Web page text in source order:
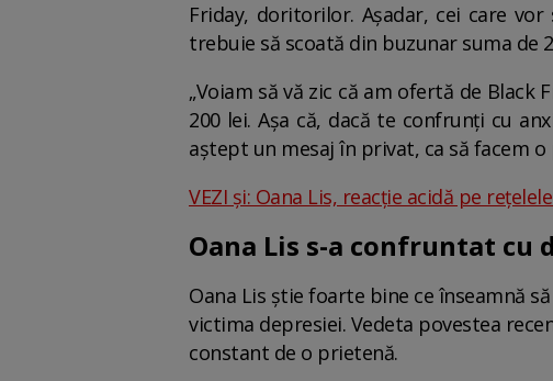
Friday, doritorilor. Așadar, cei care
trebuie să scoată din buzunar suma de
„Voiam să vă zic că am ofertă de
200 lei. Așa că, dacă te confrunți cu
aștept un mesaj în privat, ca să facem o
VEZI și: Oana Lis, reacție acidă pe
Oana Lis s-a confruntat cu
Oana Lis știe foarte bine ce înseamnă
victima depresiei. Vedeta povestea
constant de o prietenă.